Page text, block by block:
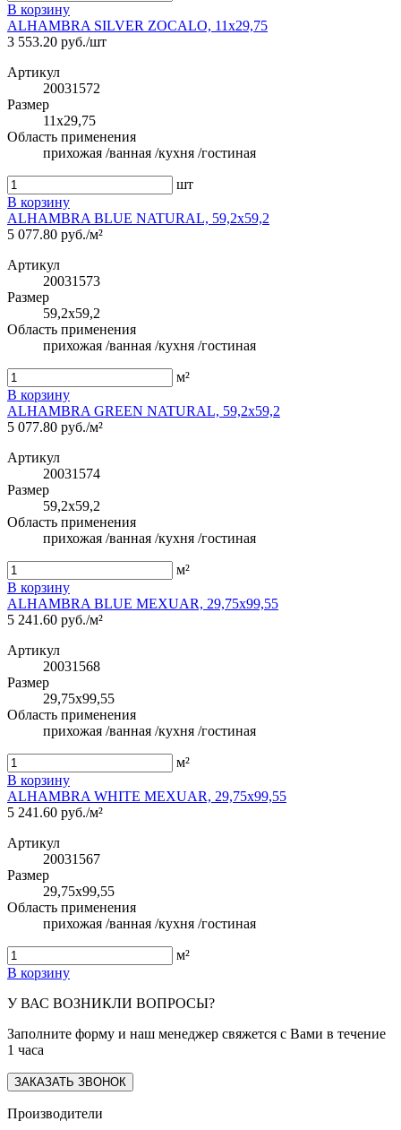
В корзину
ALHAMBRA SILVER ZOCALO, 11x29,75
3 553.20 руб./шт
Артикул
20031572
Размер
11x29,75
Область применения
прихожая /ванная /кухня /гостиная
шт
В корзину
ALHAMBRA BLUE NATURAL, 59,2x59,2
5 077.80 руб./м²
Артикул
20031573
Размер
59,2x59,2
Область применения
прихожая /ванная /кухня /гостиная
м²
В корзину
ALHAMBRA GREEN NATURAL, 59,2x59,2
5 077.80 руб./м²
Артикул
20031574
Размер
59,2x59,2
Область применения
прихожая /ванная /кухня /гостиная
м²
В корзину
ALHAMBRA BLUE MEXUAR, 29,75x99,55
5 241.60 руб./м²
Артикул
20031568
Размер
29,75x99,55
Область применения
прихожая /ванная /кухня /гостиная
м²
В корзину
ALHAMBRA WHITE MEXUAR, 29,75x99,55
5 241.60 руб./м²
Артикул
20031567
Размер
29,75x99,55
Область применения
прихожая /ванная /кухня /гостиная
м²
В корзину
У ВАС ВОЗНИКЛИ ВОПРОСЫ?
Заполните форму и наш менеджер свяжется с Вами в течение
1 часа
ЗАКАЗАТЬ ЗВОНОК
Производители